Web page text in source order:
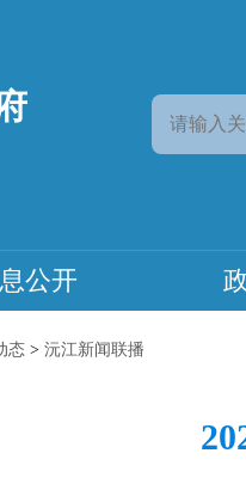
公开
态 > 沅江新闻联播